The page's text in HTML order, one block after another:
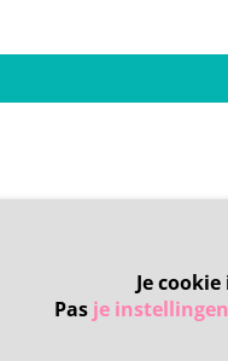
Je
Pas je instellingen